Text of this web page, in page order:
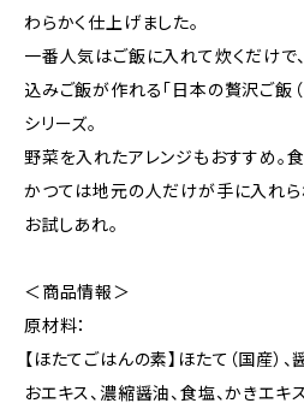
わらかく仕上げました。
一番人気はご飯に入れて炊くだけで
込みご飯が作れる「日本の贅沢ご飯（
シリーズ。
野菜を入れたアレンジもおすすめ。
かつては地元の人だけが手に入れ
お試しあれ。
＜商品情報＞
原材料：
【ほたてごはんの素】ほたて（国産）
おエキス、濃縮醤油、食塩、かきエキ